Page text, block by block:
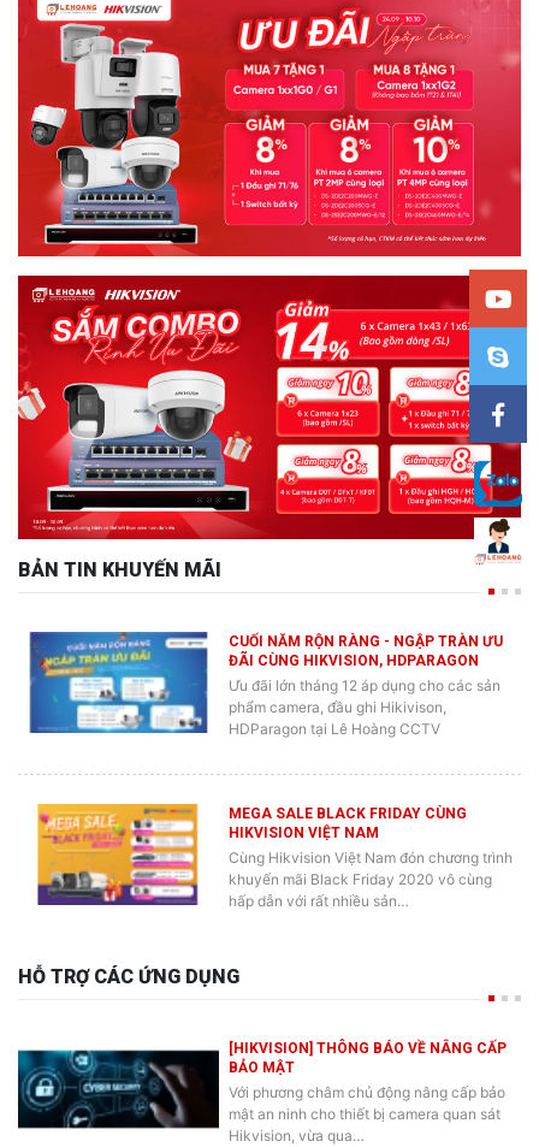
BẢN TIN KHUYẾN MÃI
CUỐI NĂM RỘN RÀNG - NGẬP TRÀN ƯU
ĐÃI CÙNG HIKVISION, HDPARAGON
Ưu đãi lớn tháng 12 áp dụng cho các sản
phẩm camera, đầu ghi Hikivison,
HDParagon tại Lê Hoàng CCTV
MEGA SALE BLACK FRIDAY CÙNG
HIKVISION VIỆT NAM
Cùng Hikvision Việt Nam đón chương trình
khuyến mãi Black Friday 2020 vô cùng
hấp dẫn với rất nhiều sản…
HỖ TRỢ CÁC ỨNG DỤNG
[HIKVISION] THÔNG BÁO VỀ NÂNG CẤP
BẢO MẬT
Với phương châm chủ động nâng cấp bảo
mật an ninh cho thiết bị camera quan sát
Hikvision, vừa qua…